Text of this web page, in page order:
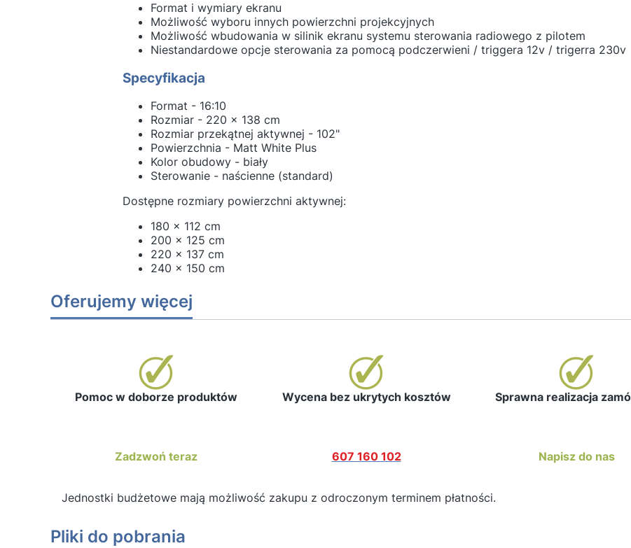
Format i wymiary ekranu
Możliwość wyboru innych powierzchni projekcyjnych
Możliwość wbudowania w silinik ekranu systemu sterowania radiowego z pilotem
Niestandardowe opcje sterowania za pomocą podczerwieni / triggera 12v / trigerra 230v
Specyfikacja
Format - 16:10
Rozmiar - 220 x 138 cm
Rozmiar przekątnej aktywnej - 102"
Powierzchnia - Matt White Plus
Kolor obudowy - biały
Sterowanie - naścienne (standard)
Dostępne rozmiary powierzchni aktywnej:
180 x 112 cm
200 x 125 cm
220 x 137 cm
240 x 150 cm
Oferujemy więcej
Pomoc w doborze produktów Wycena bez ukrytych kosztów Sprawna realizacja
Zadzwoń teraz 607 160 102 Napisz do nas
Jednostki budżetowe mają możliwość zakupu z odroczonym terminem płatności.
Pliki do pobrania